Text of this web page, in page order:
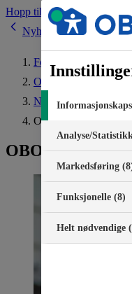
Hopp til innhold
Nyheter
Forside
Om OBOS
Nyheter
OBOS-banken setter
OBOS-banken
Analyse/
Markedsføring
Funksjonelle (8)
Helt nødvendige